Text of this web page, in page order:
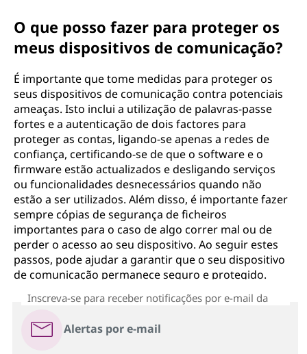
O que posso fazer para proteger os
meus dispositivos de comunicação?
É importante que tome medidas para proteger os
seus dispositivos de comunicação contra potenciais
ameaças. Isto inclui a utilização de palavras-passe
fortes e a autenticação de dois factores para
proteger as contas, ligando-se apenas a redes de
confiança, certificando-se de que o software e o
firmware estão actualizados e desligando serviços
ou funcionalidades desnecessários quando não
estão a ser utilizados. Além disso, é importante fazer
sempre cópias de segurança de ficheiros
importantes para o caso de algo correr mal ou de
perder o acesso ao seu dispositivo. Ao seguir estes
passos, pode ajudar a garantir que o seu dispositivo
de comunicação permanece seguro e protegido.
Alertas por e-mail
Inscreva-se para receber notificações por e-mail da